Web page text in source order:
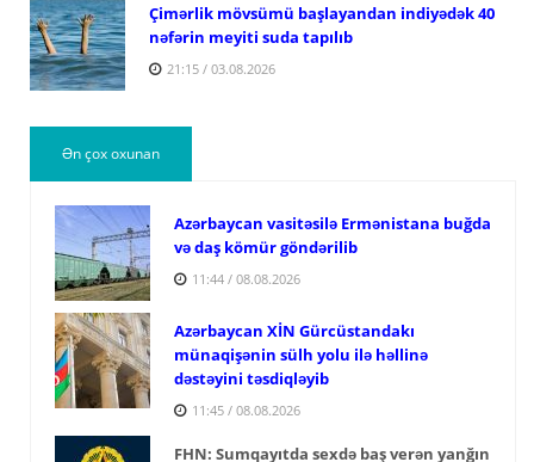
Çimərlik mövsümü başlayandan indiyədək 40
nəfərin meyiti suda tapılıb
21:15 / 03.08.2026
Ən çox oxunan
Azərbaycan vasitəsilə Ermənistana buğda
və daş kömür göndərilib
11:44 / 08.08.2026
Azərbaycan XİN Gürcüstandakı
münaqişənin sülh yolu ilə həllinə
dəstəyini təsdiqləyib
11:45 / 08.08.2026
FHN: Sumqayıtda sexdə baş verən yanğın